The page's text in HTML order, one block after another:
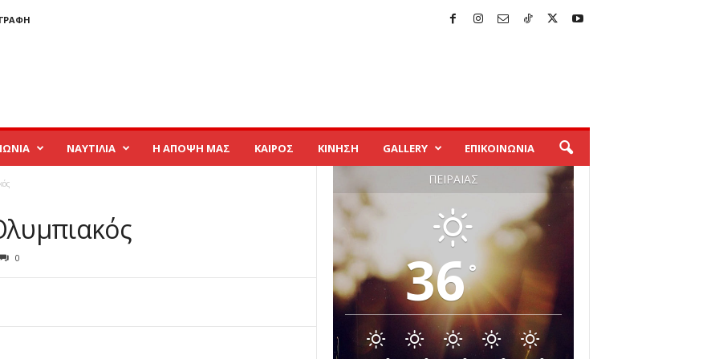
ΝΑΥΤΙΛΙΑ Η ΑΠΟΨΗ ΜΑΣ ΚΑΙΡΟΣ ΚΙΝΗΣΗ GALLERY ΕΠΙΚΟΙΝΩΝΙΑ
0
ΠΕΙΡΑΙΆΣ
36°